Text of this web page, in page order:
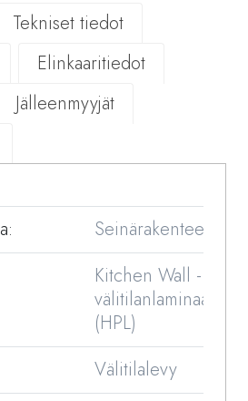
Tekniset tiedot
Elinkaaritiedot
Jälleenmyyjät
Seinärakenteet
Kitchen Wall -
välitilanlaminaatit
(HPL)
Välitilalevy